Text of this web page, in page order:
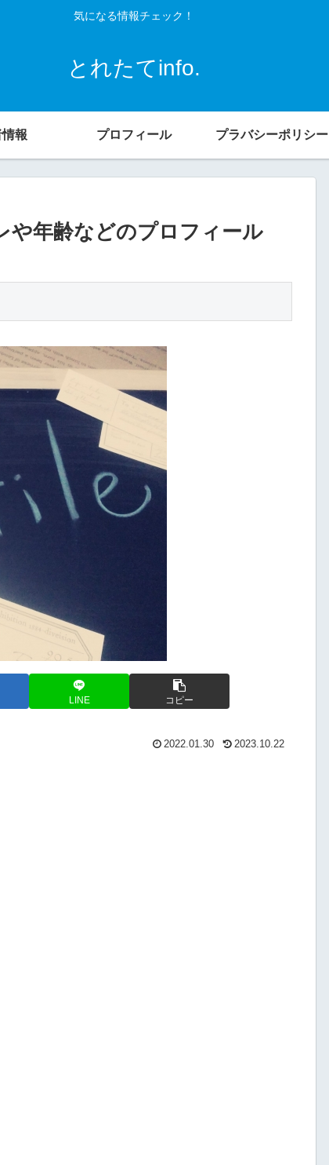
気になる情報チェック！
とれたてinfo.
報 プロフィール プラバシーポリシー
や年齢などのプロフィール
LINE コピー
2022.01.30 2023.10.22